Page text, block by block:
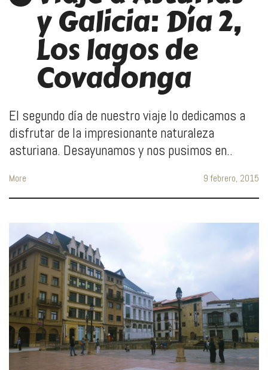
y Galicia: Día 2,
Los lagos de
Covadonga
El segundo día de nuestro viaje lo dedicamos a
disfrutar de la impresionante naturaleza
asturiana. Desayunamos y nos pusimos en..
More 9 febrero, 2015